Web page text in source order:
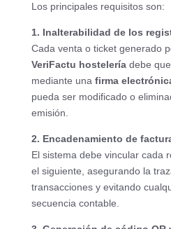
Los principales requisitos son:
1. Inalterabilidad de los
Cada venta o ticket generado
VeriFactu hosteleríadebe
mediante una firma
pueda ser modificado o
emisión.
2. Encadenamiento de
El sistema debe vincular cada
el siguiente, asegurando la
transacciones y evitando
secuencia contable.